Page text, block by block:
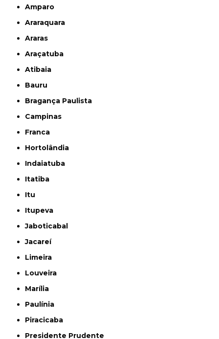
Amparo
Araraquara
Araras
Araçatuba
Atibaia
Bauru
Bragança Paulista
Campinas
Franca
Hortolândia
Indaiatuba
Itatiba
Itu
Itupeva
Jaboticabal
Jacareí
Limeira
Louveira
Marília
Paulínia
Piracicaba
Presidente Prudente